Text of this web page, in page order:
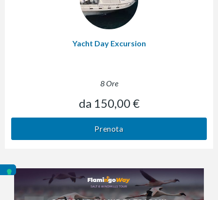
Yacht Day Excursion
8 Ore
da 150,00 €
Prenota